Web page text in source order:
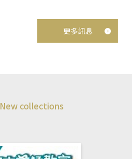
更多訊息
New collections